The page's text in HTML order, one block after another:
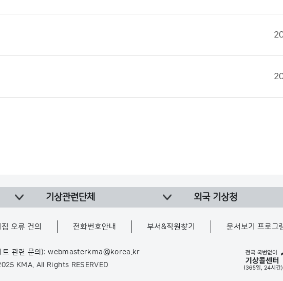
기상관련단체 외국 기상청
오류 건의 전화번호안내 부서&직원찾기 문서보기 프로그
트 관련 문의): webmasterkma@korea.kr
KMA. All Rights RESERVED